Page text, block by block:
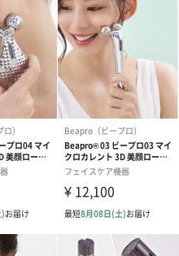
るだけで簡単に抜けます。
。
て水洗い可能です。